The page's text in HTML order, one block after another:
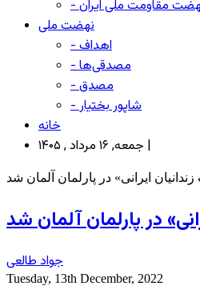
مقاومت ملی ایران
نهضت ملی
- اهداف
- مصدقی‌ها
- مصدق
- شاپور بختیار
خانه
جمعه, ۱۶ مرداد , ۱۴۰۵ |
ایرانی» در پارلمان آلمان شد
در پارلمان آلمان شد
جواد طالعی
Tuesday, 13th December, 2022